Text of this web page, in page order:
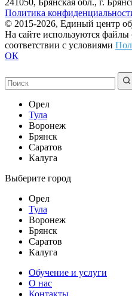
Политика
© 2015-2026, Единый центр
На сайте используются
соответствии с условиями
ОК
Орел
Тула
Воронеж
Брянск
Саратов
Калуга
Выберите город
Орел
Тула
Воронеж
Брянск
Саратов
Калуга
Обучение и услуги
О нас
Контакты